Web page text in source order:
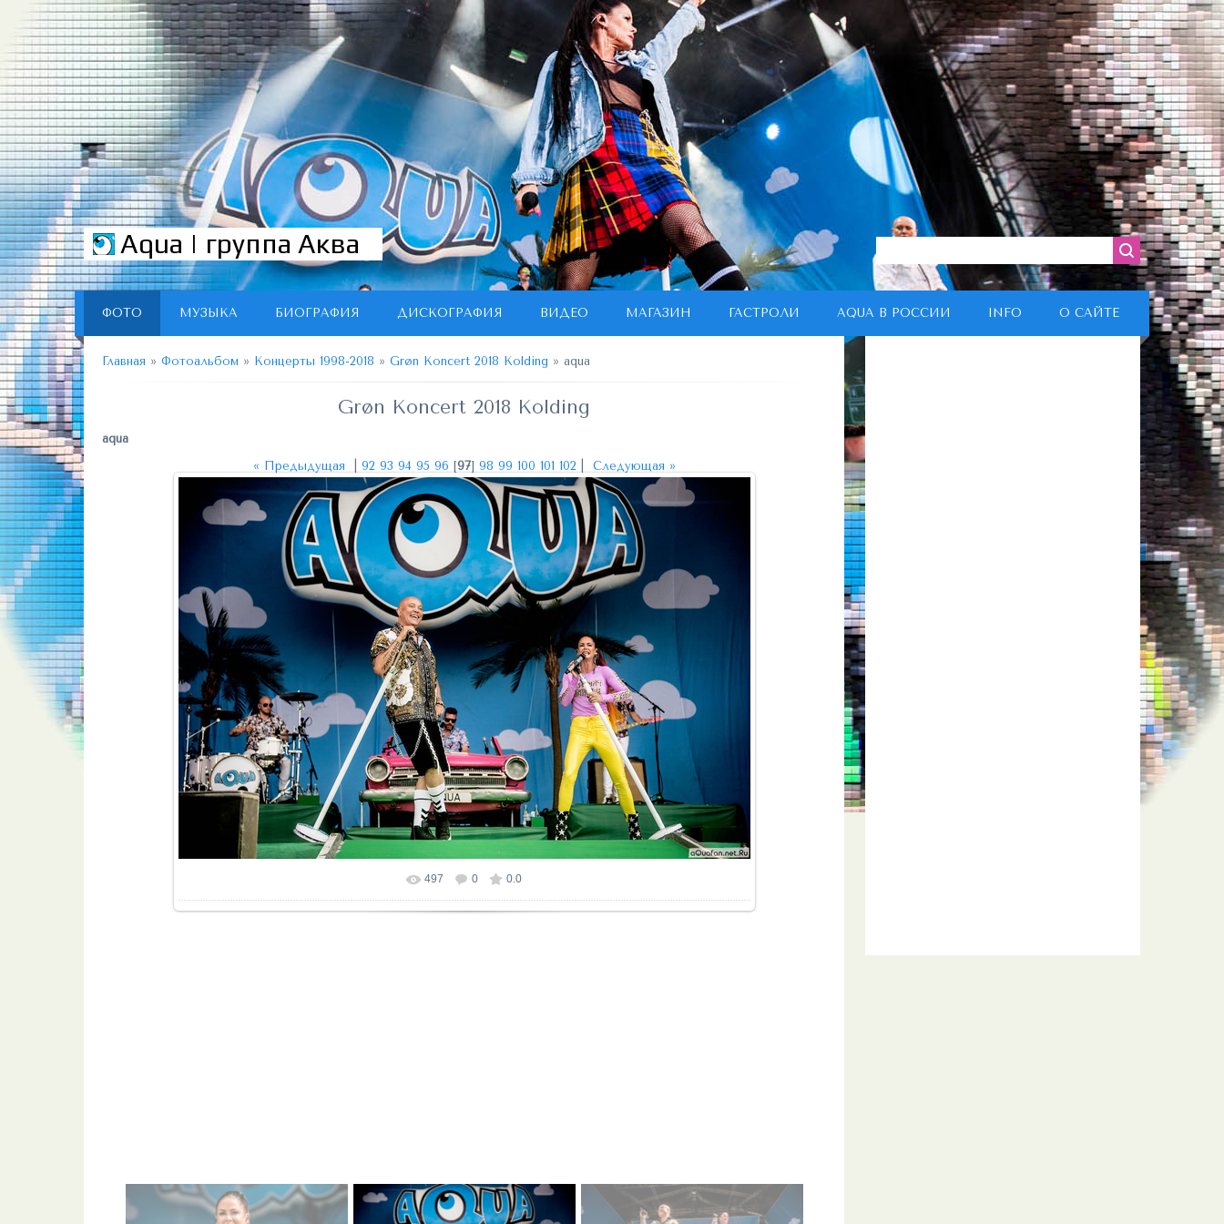
Aqua | группа Аква
ФОТО МУЗЫКА БИОГРАФИЯ ДИСКОГРАФИЯ ВИДЕО МАГАЗИН ГАСТРОЛИ AQUA В РОССИИ INFO О САЙТЕ
Главная » Фотоальбом » Концерты 1998-2018 » Grøn Koncert 2018 Kolding » aqua
Grøn Koncert 2018 Kolding
aqua
« Предыдущая
92 93 94 95 96 [97] 98 99 100 101 102| Следующая »
Размер фотографии: 1280x854
497 0 0.0